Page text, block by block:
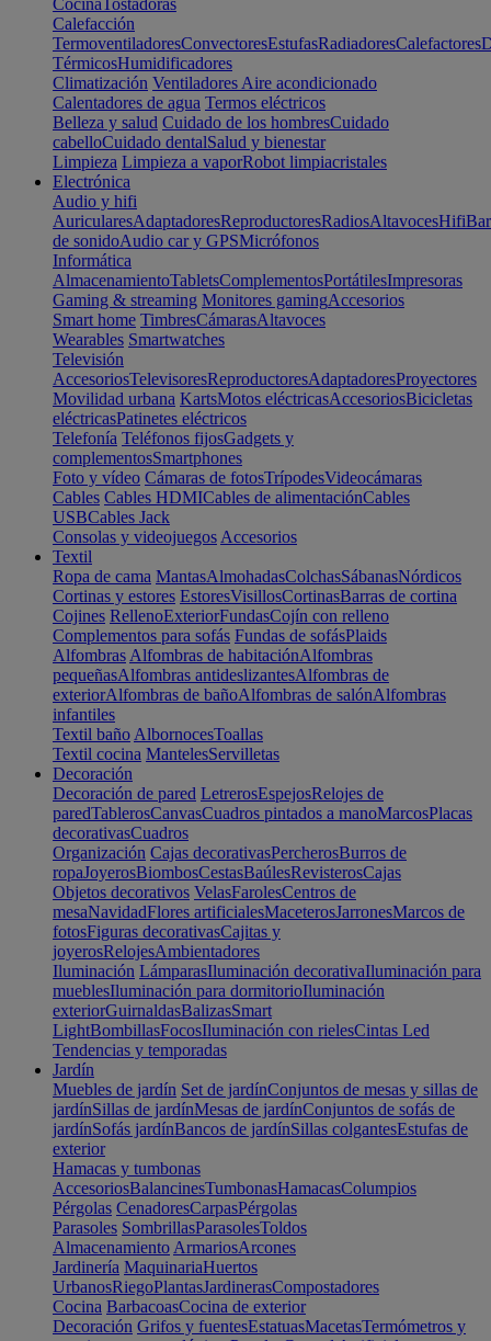
CocinaTostadoras
Calefacción
TermoventiladoresConvectoresEstufasRadiadoresCalefactores
TérmicosHumidificadores
Climatización Ventiladores Aire acondicionado
Calentadores de agua Termos eléctricos
Belleza y salud Cuidado de los hombresCuidado
cabelloCuidado dentalSalud y bienestar
Limpieza Limpieza a vaporRobot limpiacristales
Electrónica
Audio y hifi
AuricularesAdaptadoresReproductoresRadiosAltavocesHifi
de sonidoAudio car y GPSMicrófonos
Informática
AlmacenamientoTabletsComplementosPortátilesImpresoras
Gaming & streaming Monitores gamingAccesorios
Smart home TimbresCámarasAltavoces
Wearables Smartwatches
Televisión
AccesoriosTelevisoresReproductoresAdaptadoresProyectores
Movilidad urbana KartsMotos eléctricasAccesoriosBicicletas
eléctricasPatinetes eléctricos
Telefonía Teléfonos fijosGadgets y
complementosSmartphones
Foto y vídeo Cámaras de fotosTrípodesVideocámaras
Cables Cables HDMICables de alimentaciónCables
USBCables Jack
Consolas y videojuegos Accesorios
Textil
Ropa de cama MantasAlmohadasColchasSábanasNórdicos
Cortinas y estores EstoresVisillosCortinasBarras de cortina
Cojines RellenoExteriorFundasCojín con relleno
Complementos para sofás Fundas de sofásPlaids
Alfombras Alfombras de habitaciónAlfombras
pequeñasAlfombras antideslizantesAlfombras de
exteriorAlfombras de bañoAlfombras de salónAlfombras
infantiles
Textil baño AlbornocesToallas
Textil cocina MantelesServilletas
Decoración
Decoración de pared LetrerosEspejosRelojes de
paredTablerosCanvasCuadros pintados a manoMarcosPlacas
decorativasCuadros
Organización Cajas decorativasPercherosBurros de
ropaJoyerosBiombosCestasBaúlesRevisterosCajas
Objetos decorativos VelasFarolesCentros de
mesaNavidadFlores artificialesMaceterosJarronesMarcos de
fotosFiguras decorativasCajitas y
joyerosRelojesAmbientadores
Iluminación LámparasIluminación decorativaIluminación para
mueblesIluminación para dormitorioIluminación
exteriorGuirnaldasBalizasSmart
LightBombillasFocosIluminación con rielesCintas Led
Tendencias y temporadas
Jardín
Muebles de jardín Set de jardínConjuntos de mesas y sillas de
jardínSillas de jardínMesas de jardínConjuntos de sofás de
jardínSofás jardínBancos de jardínSillas colgantesEstufas de
exterior
Hamacas y tumbonas
AccesoriosBalancinesTumbonasHamacasColumpios
Pérgolas CenadoresCarpasPérgolas
Parasoles SombrillasParasolesToldos
Almacenamiento ArmariosArcones
Jardinería MaquinariaHuertos
UrbanosRiegoPlantasJardinerasCompostadores
Cocina BarbacoasCocina de exterior
Decoración Grifos y fuentesEstatuasMacetasTermómetros y